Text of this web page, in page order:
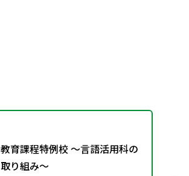
教育課程特例校 ～言語活用科の
取り組み～